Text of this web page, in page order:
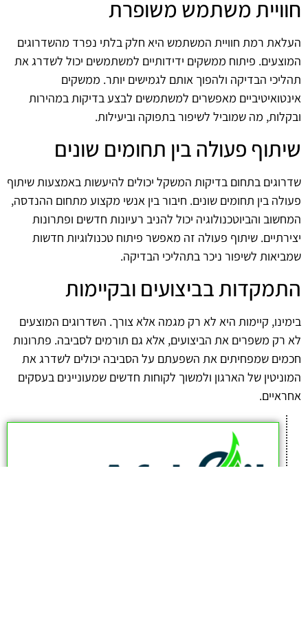
חוויית משתמש משופרת
העלאת רמת חוויית המשתמש היא חלק בלתי נפרד מהשדרוגים
המוצעים. פיתוח ממשקים ידידותיים למשתמשים יכול לשדרג את
תהליכי הבדיקה ולהפוך אותם לגמישים יותר. ממשקים
אינטואיטיביים מאפשרים למשתמשים לבצע בדיקות במהירות
ובקלות, מה שמוביל לשיפור בתפוקה וביעילות.
שיתוף פעולה בין תחומים שונים
שדרוגים בתחום בדיקות המשקל יכולים להיעשות באמצעות שיתוף
פעולה בין תחומים שונים. חיבור בין אנשי מקצוע מתחום ההנדסה,
המחשוב והביוטכנולוגיה יכול להניב רעיונות חדשים ופתרונות
יצירתיים. שיתוף פעולה זה מאפשר פיתוח טכנולוגיות חדשות
שמביאות לשיפור ניכר בתהליכי הבדיקה.
התמקדות בביצועים ובקיימות
בימינו, קיימות היא לא רק מגמה אלא צורך. השדרוגים המוצעים
לא רק משפרים את הביצועים, אלא גם תורמים לסביבה. פתרונות
חכמים שמפחיתים את השפעתם על הסביבה יכולים לשדרג את
המוניטין של הארגון ולמשוך לקוחות חדשים שמעוניינים בעסקים
אחראיים.